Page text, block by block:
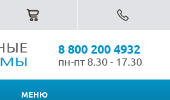
8 800 200 4932
пн-пт 8.30 - 17.30
МЕНЮ